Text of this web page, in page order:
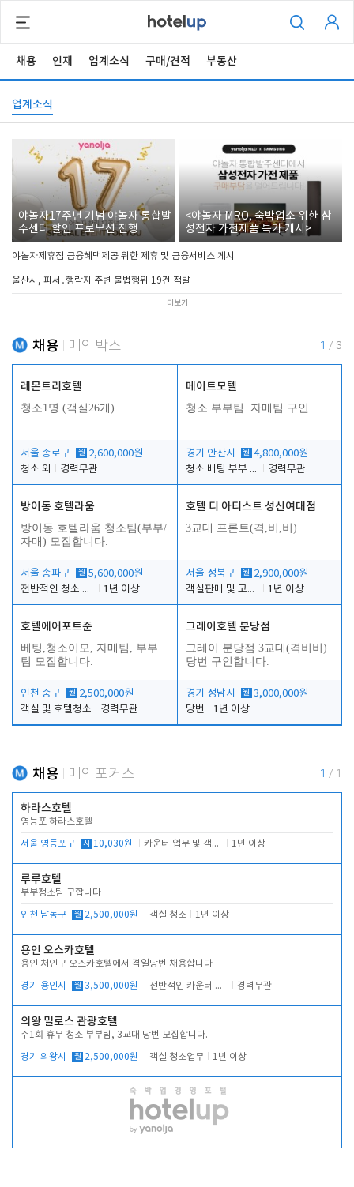
채용 인재 업계소식 구매/견적 부동산
업계소식
야놀자17주년 기념 야놀자 통합발
주센터 할인 프로모션 진행
<야놀자 MRO, 숙박업소 위한 삼
성전자 가전제품 특가 개시>
야놀자제휴점 금융혜택제공 위한 제휴 및 금융서비스 게시
울산시, 피서․행락지 주변 불법행위 19건 적발
더보기
채용 메인박스 1 / 3
레몬트리호텔
청소1명 (객실26개)
서울 종로구 월 2,600,000원
청소 외
경력무관
메이트모텔
청소 부부팀. 자매팀 구인
경기 안산시 월 4,800,000원
청소 배팅 부부 구합니다
경력무관
방이동 호텔라움
방이동 호텔라움 청소팀(부부/
자매) 모집합니다.
서울 송파구 월 5,600,000원
전반적인 청소 업무(객실청소.객실정리)
1년 이상
호텔 디 아티스트 성신여대점
3교대 프론트(격,비,비)
서울 성북구 월 2,900,000원
객실판매 및 고객응대
1년 이상
호텔에어포트준
베팅,청소이모, 자매팀, 부부
팀 모집합니다.
인천 중구 월 2,500,000원
객실 및 호텔청소
경력무관
그레이호텔 분당점
그레이 분당점 3교대(격비비)
당번 구인합니다.
경기 성남시 월 3,000,000원
당번
1년 이상
채용 메인포커스 1 / 1
하라스호텔
영등포 하라스호텔
서울 영등포구 시 10,030원 카운터 업무 및 객실관리(청소상태 확인, 객실판매) 1년 이상
루루호텔
부부청소팀 구합니다
인천 남동구 월 2,500,000원 객실 청소 1년 이상
용인 오스카호텔
용인 처인구 오스카호텔에서 격일당번 채용합니다
경기 용인시 월 3,500,000원 전반적인 카운터 업무 경력무관
의왕 밀로스 관광호텔
주1회 휴무 청소 부부팀, 3교대 당번 모집합니다.
경기 의왕시 월 2,500,000원 객실 청소업무 1년 이상